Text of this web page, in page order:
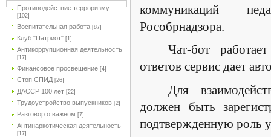
Противодействие терроризму
[102]
Воспитательная работа [87]
Клуб "Патриот" [1]
Антикоррупционная деятельность
[17]
Финансовое просвещение [4]
Стоп СПИД [26]
ДАССР 100 лет [22]
Трудоустройство выпускников [2]
Разговор о важном [7]
Антинаркотическая деятельность
[17]
коммуникаций
Рособрнадзора.
Чат-бот
ответов сервис дает
Для
должен быть
подтвержденную роль